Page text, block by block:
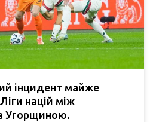
інцидент майже
націй між
Угорщиною.